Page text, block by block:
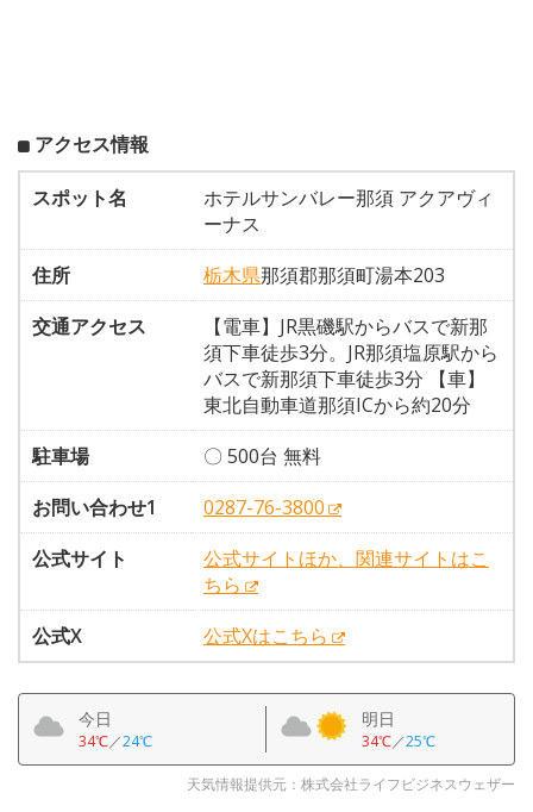
アクセス情報
スポット名
ホテルサンバレー那須 アクアヴィ
ーナス
住所
栃木県那須郡那須町湯本203
交通アクセス
【電車】JR黒磯駅からバスで新那
須下車徒歩3分。JR那須塩原駅から
バスで新那須下車徒歩3分 【車】
東北自動車道那須ICから約20分
駐車場
〇 500台 無料
お問い合わせ1
0287-76-3800
公式サイト
公式サイトほか、関連サイトはこ
ちら
公式X
公式Xはこちら
今日
34℃／24℃
明日
34℃／25℃
天気情報提供元：株式会社ライフビジネスウェザー